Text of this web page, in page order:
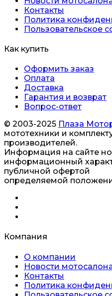
Контакты
Политика
Пользовательское
Как купить
Оформить заказ
Оплата
Доставка
Гарантия и возврат
Вопрос-ответ
© 2003-2025 Плаза
мототехники и
производителей.
Информация на сайте
информационный
публичной офертой
определяемой
Компания
О компании
Новости
Контакты
Политика